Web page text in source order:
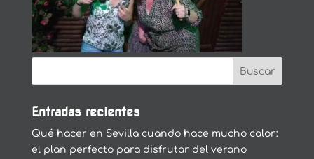
Entradas recientes
Qué hacer en Sevilla cuando hace mucho calor:
el plan perfecto para disfrutar del verano